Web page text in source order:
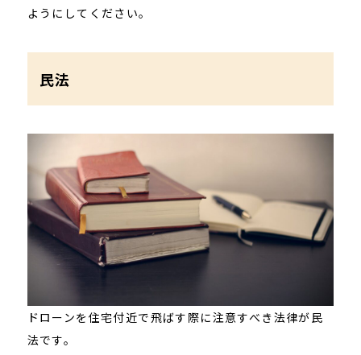
ようにしてください。
民法
ドローンを住宅付近で飛ばす際に注意すべき法律が民
法です。